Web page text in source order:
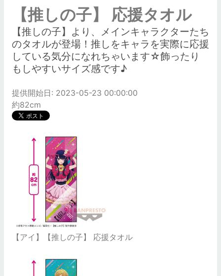
【推しの子】 応援タオル
【推しの子】より、メインキャラクターたち
のタオルが登場！推しをキャラを実際に応援
している気分になれちゃいます☆飾ったり
もしやすいサイズ感です♪
提供開始日: 2023-05-23 00:00:00
約82cm
【アイ】【推しの子】 応援タオル